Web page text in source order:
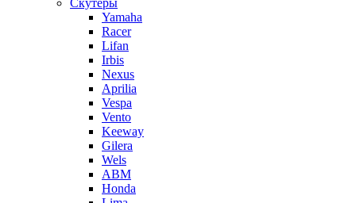
Скутеры
Yamaha
Racer
Lifan
Irbis
Nexus
Aprilia
Vespa
Vento
Keeway
Gilera
Wels
ABM
Honda